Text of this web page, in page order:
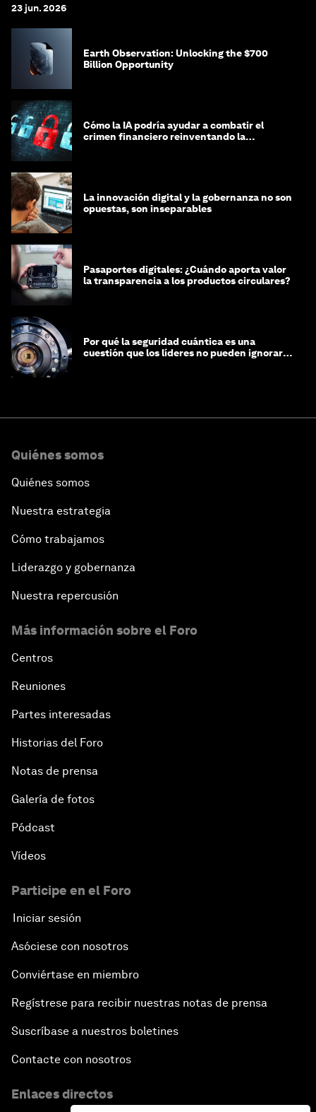
23 jun. 2026
Earth Observation: Unlocking the $700
Billion Opportunity
Cómo la IA podría ayudar a combatir el
crimen financiero reinventando la
La innovación digital y la gobernanza no son
opuestas, son inseparables
Pasaportes digitales: ¿Cuándo aporta valor
la transparencia a los productos circulares?
Por qué la seguridad cuántica es una
cuestión que los líderes no pueden ignorar
Quiénes somos
Quiénes somos
Nuestra estrategia
Cómo trabajamos
Liderazgo y gobernanza
Nuestra repercusión
Más información sobre el Foro
Centros
Reuniones
Partes interesadas
Historias del Foro
Notas de prensa
Galería de fotos
Pódcast
Vídeos
Participe en el Foro
Iniciar sesión
Asóciese con nosotros
Conviértase en miembro
Regístrese para recibir nuestras notas de prensa
Suscríbase a nuestros boletines
Contacte con nosotros
Enlaces directos